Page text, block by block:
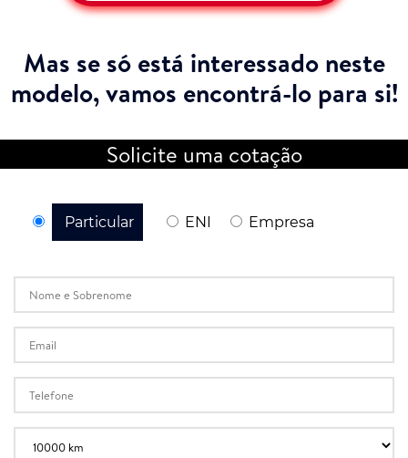
Mas se só está interessado neste
modelo,vamos encontrá-lo para si!
Solicite uma cotação
Particular ENI Empresa